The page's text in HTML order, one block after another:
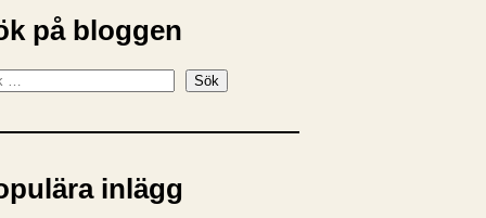
på bloggen
Sök
inlägg